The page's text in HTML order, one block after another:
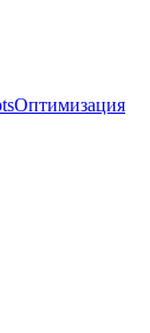
Оптимизация